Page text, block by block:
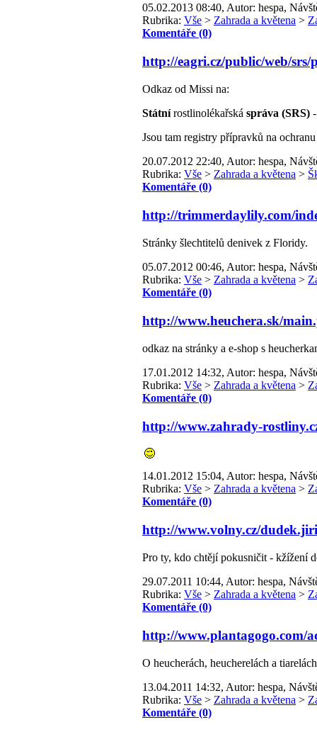
05.02.2013 08:40, Autor: hespa,
Rubrika: Vše > Zahrada a květena >
Komentáře (0)
http://eagri.cz/public/web/srs/
Odkaz od Missi na:
Státnírostlinolékařská správa (SRS)
Jsou tam registry přípravků na
20.07.2012 22:40, Autor: hespa,
Rubrika: Vše > Zahrada a květena >
Komentáře (0)
http://trimmerdaylily.com/
Stránky šlechtitelů denivek z Floridy.
05.07.2012 00:46, Autor: hespa,
Rubrika: Vše > Zahrada a květena >
Komentáře (0)
http://www.heuchera.sk/
odkaz na stránky a e-shop s
17.01.2012 14:32, Autor: hespa,
Rubrika: Vše > Zahrada a květena >
Komentáře (0)
http://www.zahrady-
14.01.2012 15:04, Autor: hespa,
Rubrika: Vše > Zahrada a květena >
Komentáře (0)
http://www.volny.cz/
Pro ty, kdo chtějí pokusničit - kžížení
29.07.2011 10:44, Autor: hespa,
Rubrika: Vše > Zahrada a květena >
Komentáře (0)
http://www.plantagogo.com/
O heucherách, heucherelách a tiarelách
13.04.2011 14:32, Autor: hespa,
Rubrika: Vše > Zahrada a květena >
Komentáře (0)